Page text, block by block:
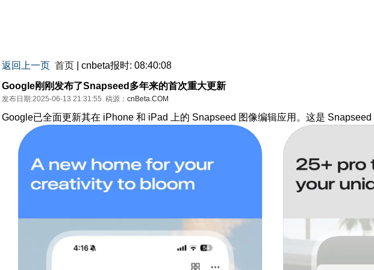
返回上一页 首页 | cnbeta报时: 08:40:08
Google刚刚发布了Snapseed多年来的首次重大更新
发布日期:2025-06-13 21:31:55 稿源： cnBeta.COM
Google已全面更新其在 iPhone 和 iPad 上的 Snapseed 图像编辑应用。这是